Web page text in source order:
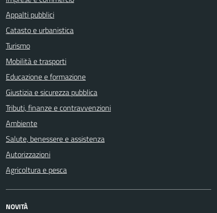
Appalti pubblici
Catasto e urbanistica
Turismo
Mobilità e trasporti
Educazione e formazione
Giustizia e sicurezza pubblica
Tributi, finanze e contravvenzioni
Ambiente
Salute, benessere e assistenza
Autorizzazioni
Agricoltura e pesca
NOVITÀ